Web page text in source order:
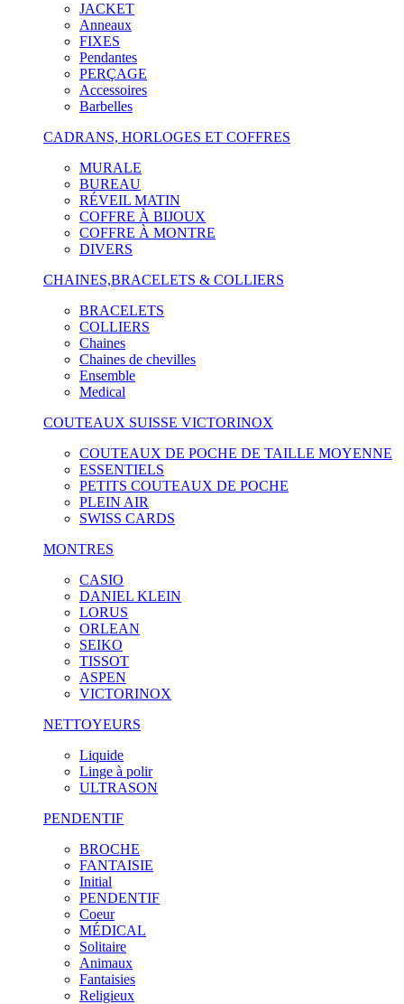
JACKET
Anneaux
FIXES
Pendantes
PERÇAGE
Accessoires
Barbelles
CADRANS, HORLOGES ET COFFRES
MURALE
BUREAU
RÉVEIL MATIN
COFFRE À BIJOUX
COFFRE À MONTRE
DIVERS
CHAINES,BRACELETS & COLLIERS
BRACELETS
COLLIERS
Chaines
Chaines de chevilles
Ensemble
Medical
COUTEAUX SUISSE VICTORINOX
COUTEAUX DE POCHE DE TAILLE MOYENNE
ESSENTIELS
PETITS COUTEAUX DE POCHE
PLEIN AIR
SWISS CARDS
MONTRES
CASIO
DANIEL KLEIN
LORUS
ORLEAN
SEIKO
TISSOT
ASPEN
VICTORINOX
NETTOYEURS
Liquide
Linge à polir
ULTRASON
PENDENTIF
BROCHE
FANTAISIE
Initial
PENDENTIF
Coeur
MÉDICAL
Solitaire
Animaux
Fantaisies
Religieux